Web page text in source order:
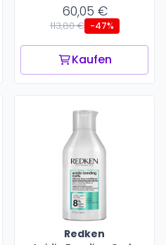
60,05 €
113,80 € -47%
Kaufen
Redken